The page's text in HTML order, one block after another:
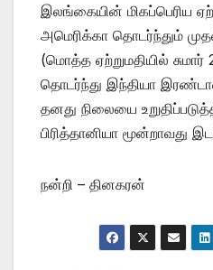
இலங்கையின் மிகப்பெரிய
அமெரிக்கா தொடர்ந்தும்
(மொத்த ஏற்றுமதியில்
தொடர்ந்து இந்தியா
தனது நிலையை
பிரித்தானியா மூன்றாவது
நன்றி – தினகரன்